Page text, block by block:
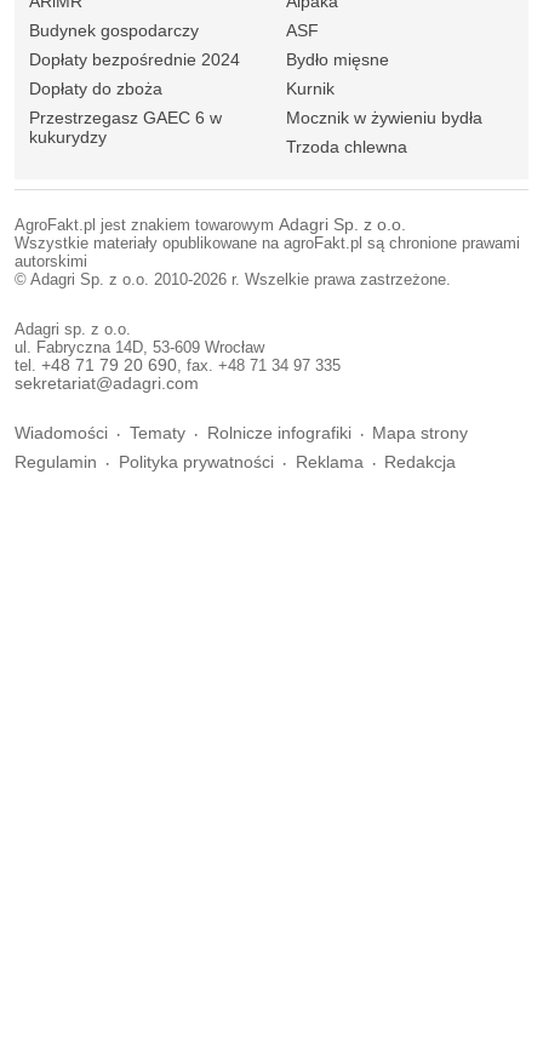
Budynek gospodarczy
Dopłaty bezpośrednie 2024
Dopłaty do zboża
Przestrzegasz GAEC 6 w
kukurydzy
ASF
Bydło mięsne
Kurnik
Mocznik w żywieniu bydła
Trzoda chlewna
AgroFakt.pl jest znakiem towarowym Adagri Sp. z o.o.
Wszystkie materiały opublikowane na agroFakt.pl są chronione prawami
autorskimi
© Adagri Sp. z o.o. 2010-2026 r. Wszelkie prawa zastrzeżone.
Adagri sp. z o.o.
ul. Fabryczna 14D, 53-609 Wrocław
tel. +48 71 79 20 690 , fax. +48 71 34 97 335
sekretariat@adagri.com
Wiadomości Tematy Rolnicze infografiki
Mapa strony
Regulamin
Polityka prywatności Reklama Redakcja